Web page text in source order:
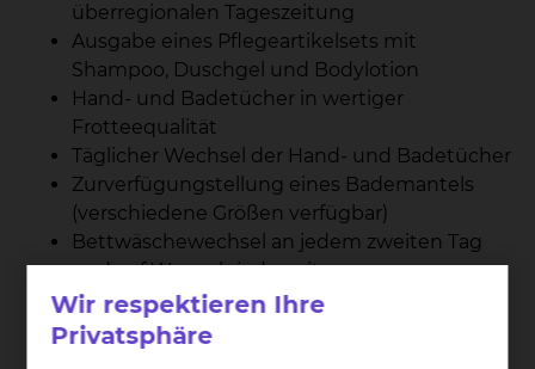
überregionalen Tageszeitung
Ausgabe eines Pflegeartikelsets mit
Shampoo, Duschgel und Bodylotion
Hand- und Badetücher in wertiger
Frotteequalität
Täglicher Wechsel der Hand- und Badetücher
Zurverfügungstellung eines Bademantels
(verschiedene Größen verfügbar)
Bettwäschewechsel an jedem zweiten Tag
und auf Wunsch jederzeit
Kostenlose Reinigung der persönlichen
Leibwäsche (Rückgabe innerhalb 24
Stunden)
Wir respektieren Ihre
Privatsphäre